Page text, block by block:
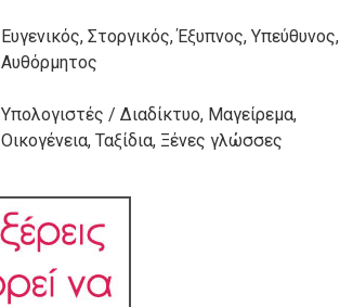
Ευγενικός, Στοργικός, Έξυπνος, Υπεύθυνος,
Αυθόρμητος
Υπολογιστές / Διαδίκτυο, Μαγείρεμα,
Οικογένεια, Ταξίδια, Ξένες γλώσσες